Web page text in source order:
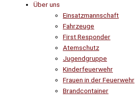
Über uns
Einsatzmannschaft
Fahrzeuge
First Responder
Atemschutz
Jugendgruppe
Kinderfeuerwehr
Frauen in der Feuerwehr
Brandcontainer